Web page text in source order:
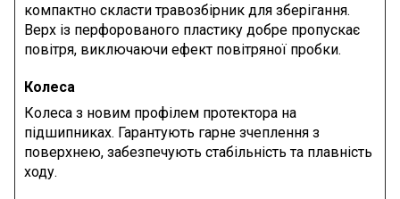
компактно скласти травозбірник для зберігання.
Верх із перфорованого пластику добре пропускає
повітря, виключаючи ефект повітряної пробки.
Колеса
Колеса з новим профілем протектора на
підшипниках. Гарантують гарне зчеплення з
поверхнею, забезпечують стабільність та плавність
ходу.